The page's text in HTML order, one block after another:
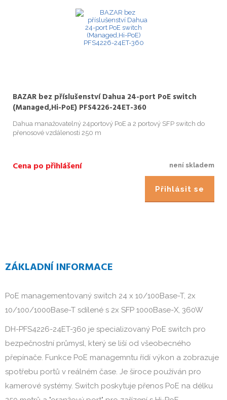
BAZAR bez příslušenství Dahua 24-port PoE switch
(Managed,Hi-PoE) PFS4226-24ET-360
Dahua manažovatelný 24portový PoE a 2 portový SFP switch do
přenosové vzdálenosti 250 m
není skladem
Cena po přihlášení
Přihlásit se
ZÁKLADNÍ INFORMACE
PoE managementovaný switch 24 x 10/100Base-T, 2x
10/100/1000Base-T sdílené s 2x SFP 1000Base-X, 360W
DH-PFS4226-24ET-360 je specializovaný PoE switch pro
bezpečnostní průmysl, který se liší od všeobecného
přepínače. Funkce PoE managemntu řídí výkon a zobrazuje
spotřebu portů v reálném čase. Je široce používán pro
kamerové systémy. Switch poskytuje přenos PoE na délku